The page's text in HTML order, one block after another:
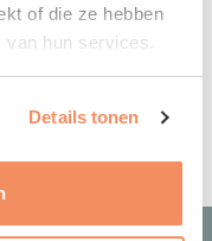
of die ze hebben
hun services.
Details tonen
en